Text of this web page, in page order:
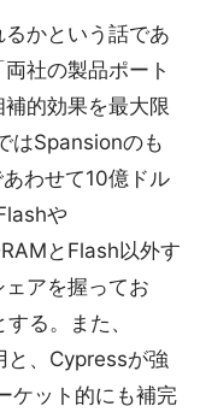
かという話であ
社の製品ポート
的効果を最大限
はSpansionのも
わせて10億ドル
や
とFlash以外す
アを握ってお
る。また、
、Cypressが強
ケット的にも補完